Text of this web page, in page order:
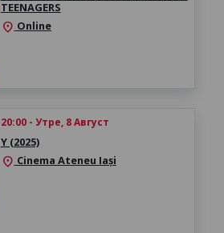
TEENAGERS
location_on Online
20:00 - Утре, 8 Август
Y (2025)
location_on Cinema Ateneu Iași